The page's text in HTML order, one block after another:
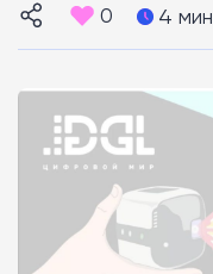
0 4 мин